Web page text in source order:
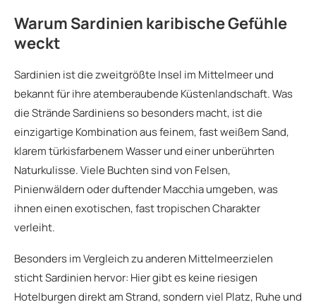
Warum Sardinien karibische Gefühle
weckt
Sardinien ist die zweitgrößte Insel im Mittelmeer und
bekannt für ihre atemberaubende Küstenlandschaft. Was
die Strände Sardiniens so besonders macht, ist die
einzigartige Kombination aus feinem, fast weißem Sand,
klarem türkisfarbenem Wasser und einer unberührten
Naturkulisse. Viele Buchten sind von Felsen,
Pinienwäldern oder duftender Macchia umgeben, was
ihnen einen exotischen, fast tropischen Charakter
verleiht.
Besonders im Vergleich zu anderen Mittelmeerzielen
sticht Sardinien hervor: Hier gibt es keine riesigen
Hotelburgen direkt am Strand, sondern viel Platz, Ruhe und